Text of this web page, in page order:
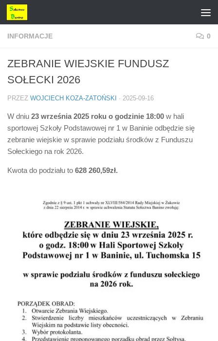
Przejdź do treści
INFORMACJE 0
ZEBRANIE WIEJSKIE FUNDUSZ
SOŁECKI 2026
PRZEZ WOJCIECH KOZA-ZATOŃSKI · 2025-09-16
W dniu 23 września 2025 roku o godzinie 18:00 w hali
sportowej Szkoły Podstawowej nr 1 w Baninie odbędzie się
zebranie wiejskie w sprawie podziału środków z Funduszu
Sołeckiego na rok 2026.
Kwota do podziału to 628 260,59zł.